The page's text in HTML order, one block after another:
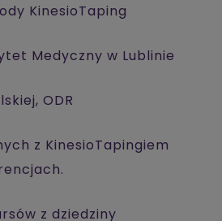
KinesioTaping
Medyczny w Lublinie
ODR
z KinesioTapingiem
z dziedziny